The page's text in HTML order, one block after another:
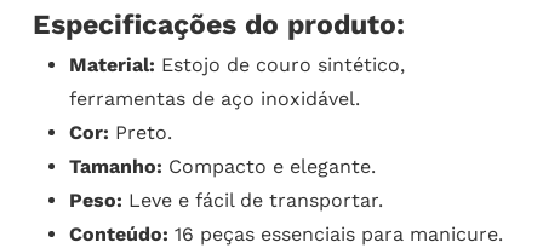
Especificações do produto:
Material: Estojo de couro sintético,
ferramentas de aço inoxidável.
Cor: Preto.
Tamanho: Compacto e elegante.
Peso: Leve e fácil de transportar.
Conteúdo: 16 peças essenciais para manicure.